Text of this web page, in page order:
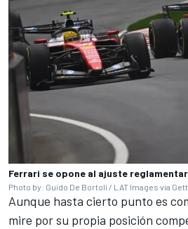
Ferrari se opone al ajuste
Photo by: Guido De Bortoli / LAT Images via
Aunque hasta cierto punto es
mire por su propia posición